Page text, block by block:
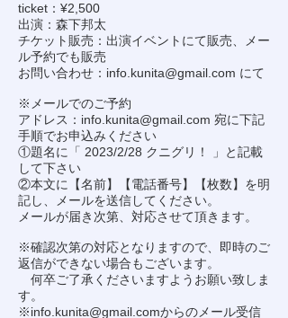
ticket：¥2,500
出演：森下邦太
チケット販売：出演イベントにて販売、メー
ル予約でも販売
お問い合わせ： info.kunita@gmail.com にて
※メールでのご予約
アドレス： info.kunita@gmail.com 宛に下記
手順でお申込みください
①題名に「 2023/2/28 クニグリ！ 」と記載
して下さい
②本文に【名前】【電話番号】【枚数】を明
記し、メールを送信してください。
メールが届き次第、対応させて頂きます。
※確認次第の対応となりますので、即時のご
返信ができない場合もございます。
何卒ご了承くださいますようお願い致しま
す。
※info.kunita@gmail.comからのメール受信